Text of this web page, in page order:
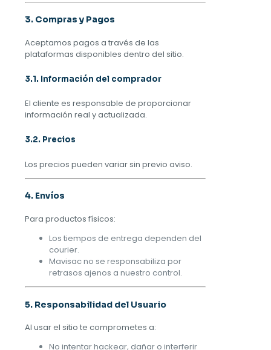
3. Compras y Pagos
Aceptamos pagos a través de las
plataformas disponibles dentro del sitio.
3.1. Información del comprador
El cliente es responsable de proporcionar
información real y actualizada.
3.2. Precios
Los precios pueden variar sin previo aviso.
4. Envíos
Para productos físicos:
Los tiempos de entrega dependen del
courier.
Mavisac no se responsabiliza por
retrasos ajenos a nuestro control.
5. Responsabilidad del Usuario
Al usar el sitio te comprometes a:
No intentar hackear, dañar o interferir